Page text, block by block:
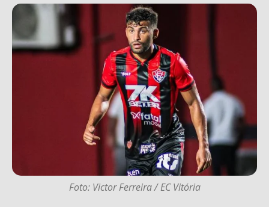
Foto: Victor Ferreira / EC Vitória